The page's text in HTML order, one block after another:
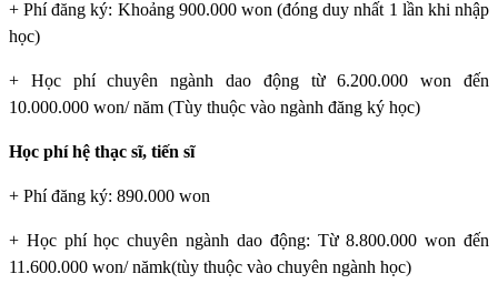
+ Phí đăng ký: Khoảng 900.000 won (đóng duy nhất 1 lần khi nhập
học)
+ Học phí chuyên ngành dao động từ 6.200.000 won đến
10.000.000 won/ năm (Tùy thuộc vào ngành đăng ký học)
Học phí hệ thạc sĩ, tiến sĩ
+ Phí đăng ký: 890.000 won
+ Học phí học chuyên ngành dao động: Từ 8.800.000 won đến
11.600.000 won/ nămk(tùy thuộc vào chuyên ngành học)